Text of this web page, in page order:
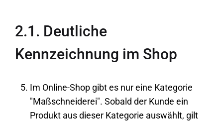
2.1. Deutliche
Kennzeichnung im Shop
Im Online-Shop gibt es nur eine Kategorie
"Maßschneiderei". Sobald der Kunde ein
Produkt aus dieser Kategorie auswählt, gilt